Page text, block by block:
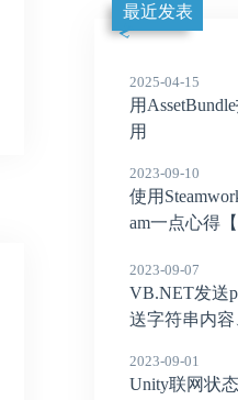
最近发表
2025-04-15
用
用
2023-09-10
使用
am一点心得【
2023-09-07
VB.NET发送
送字符串内容
2023-09-01
Unity联网状